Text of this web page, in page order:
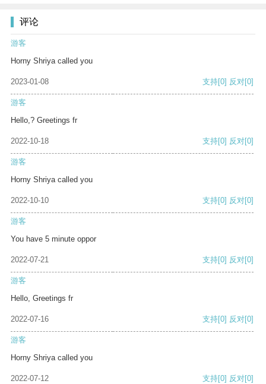
评论
游客
Horny Shriya called you
2023-01-08 支持[0] 反对[0]
游客
Hello,? Greetings fr
2022-10-18 支持[0] 反对[0]
游客
Horny Shriya called you
2022-10-10 支持[0] 反对[0]
游客
You have 5 minute oppor
2022-07-21 支持[0] 反对[0]
游客
Hello, Greetings fr
2022-07-16 支持[0] 反对[0]
游客
Horny Shriya called you
2022-07-12 支持[0] 反对[0]